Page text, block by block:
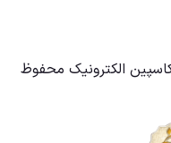
الکترونیک محفوظ